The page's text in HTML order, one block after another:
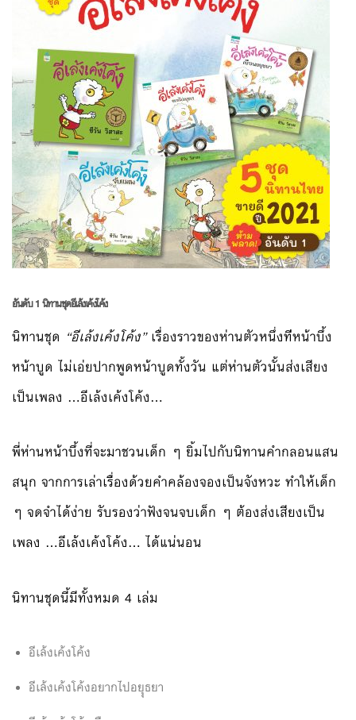
อันดับ 1 นิทานชุดอีเล้งเค้งโค้ง
นิทานชุด “อีเล้งเค้งโค้ง”เรื่องราวของห่านตัวหนึ่งที่หน้าบึ้ง
หน้าบูด ไม่เอ่ยปากพูดหน้าบูดทั้งวัน แต่ห่านตัวนั้นส่งเสียง
เป็นเพลง …อีเล้งเค้งโค้ง…
พี่ห่านหน้าบึ้งที่จะมาชวนเด็ก ๆ ยิ้มไปกับนิทานคำกลอนแสน
สนุก จากการเล่าเรื่องด้วยคำคล้องจองเป็นจังหวะ ทำให้เด็ก
ๆ จดจำได้ง่าย รับรองว่าฟังจนจบเด็ก ๆ ต้องส่งเสียงเป็น
เพลง …อีเล้งเค้งโค้ง… ได้แน่นอน
นิทานชุดนี้มีทั้งหมด 4 เล่ม
อีเล้งเค้งโค้ง
อีเล้งเค้งโค้งอยากไปอยุุธยา